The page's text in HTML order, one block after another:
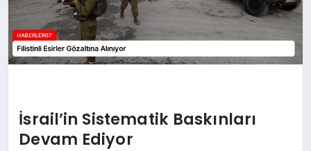
İsrail’in Sistematik Baskınları
Devam Ediyor